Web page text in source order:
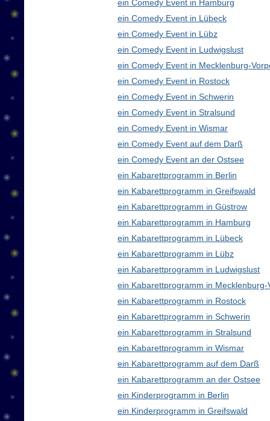
ein Comedy Event in Hamburg
ein Comedy Event in Lübeck
ein Comedy Event in Lübz
ein Comedy Event in Ludwigslust
ein Comedy Event in Mecklenburg-
ein Comedy Event in Rostock
ein Comedy Event in Schwerin
ein Comedy Event in Stralsund
ein Comedy Event in Wismar
ein Comedy Event auf dem Darß
ein Comedy Event an der Ostsee
ein Kabarettprogramm in Berlin
ein Kabarettprogramm in Greifswald
ein Kabarettprogramm in Güstrow
ein Kabarettprogramm in Hamburg
ein Kabarettprogramm in Lübeck
ein Kabarettprogramm in Lübz
ein Kabarettprogramm in Ludwigslust
ein Kabarettprogramm in
ein Kabarettprogramm in Rostock
ein Kabarettprogramm in Schwerin
ein Kabarettprogramm in Stralsund
ein Kabarettprogramm in Wismar
ein Kabarettprogramm auf dem Darß
ein Kabarettprogramm an der Ostsee
ein Kinderprogramm in Berlin
ein Kinderprogramm in Greifswald